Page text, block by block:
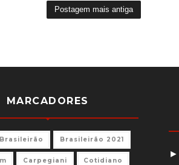
Postagem mais antiga
MARCADORES
Brasileirão Brasileirão 2021
Carpegiani Cotidiano
►